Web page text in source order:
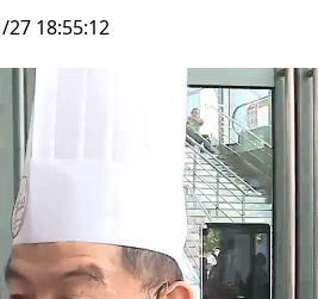
27 18:55:12
外資狂掃903億!跌深
季線最重要
蕭
租